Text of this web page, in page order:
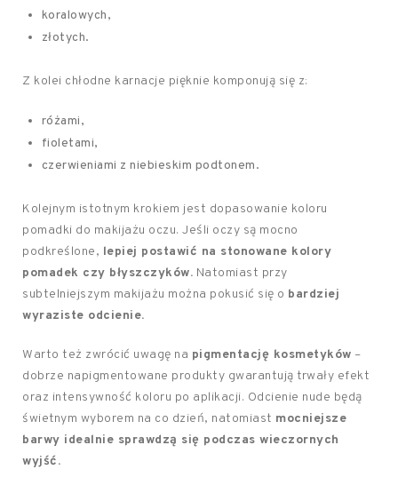
koralowych,
złotych.
Z kolei chłodne karnacje pięknie komponują się z:
różami,
fioletami,
czerwieniami z niebieskim podtonem.
Kolejnym istotnym krokiem jest dopasowanie koloru
pomadki do makijażu oczu. Jeśli oczy są mocno
podkreślone, lepiej postawić na stonowane kolory
pomadek czy błyszczyków. Natomiast przy
subtelniejszym makijażu można pokusić się o bardziej
wyraziste odcienie.
Warto też zwrócić uwagę na pigmentację kosmetyków –
dobrze napigmentowane produkty gwarantują trwały efekt
oraz intensywność koloru po aplikacji. Odcienie nude będą
świetnym wyborem na co dzień, natomiast mocniejsze
barwy idealnie sprawdzą się podczas wieczornych
wyjść.